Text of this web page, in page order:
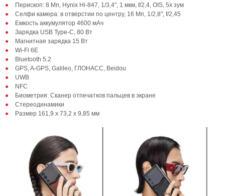
Перископ: 8 Мп, Hynix Hi-847, 1/3,4", 1 мкм, f/2,4, OIS, 5х зум
Селфи камера: в отверстии по центру, 16 Мп, 1/2,8", f/2,45
Емкость аккумулятор 4600 мАч
Зарядка USB Type-C, 80 Вт
Магнитная зарядка 15 Вт
Wi-Fi 6E
Bluetooth 5.2
GPS, A-GPS, Galileo, ГЛОНАСС, Beidou
UWB
NFC
Биометрия: Сканер отпечатков пальцев в экране
Стереодинамики
Размер 161,9 х 73,2 х 9,85 мм